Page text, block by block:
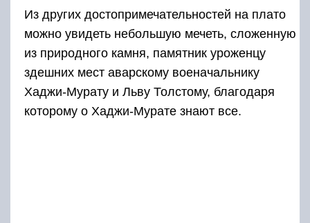
Из других достопримечательностей на плато
можно увидеть небольшую мечеть, сложенную
из природного камня, памятник уроженцу
здешних мест аварскому военачальнику
Хаджи-Мурату и Льву Толстому, благодаря
которому о Хаджи-Мурате знают все.